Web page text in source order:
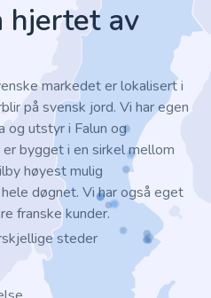
hjertet av
markedet er lokalisert i
på svensk jord. Vi har egen
og utstyr i Falun og
bygget i en sirkel mellom
høyest mulig
døgnet. Vi har også eget
franske kunder.
steder